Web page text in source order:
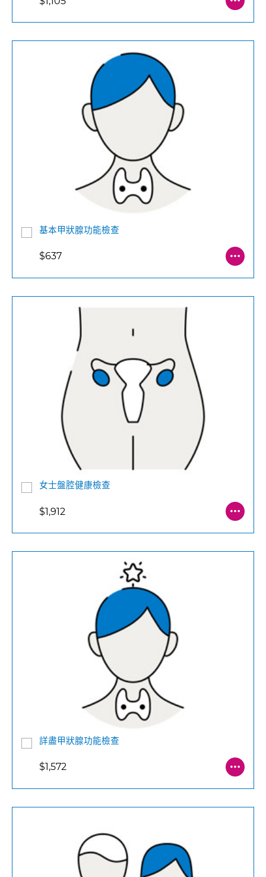
基本甲狀腺功能檢查
$637
女士盤腔健康檢查
$1,912
詳盡甲狀腺功能檢查
$1,572